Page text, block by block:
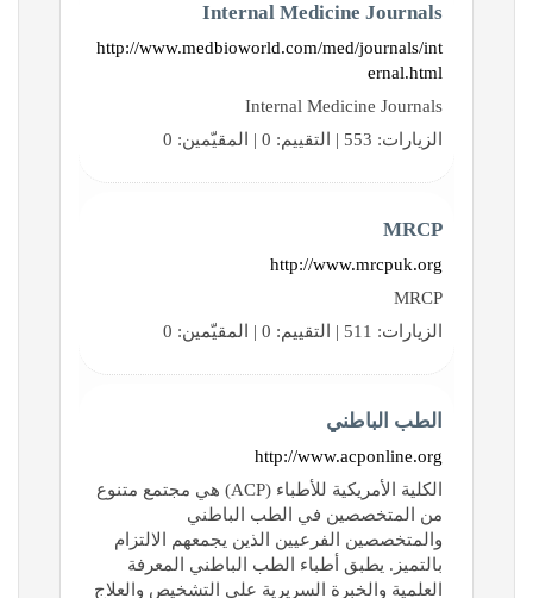
Internal Medicine Journals
http://www.medbioworld.com/med/journals/int
ernal.html
Internal Medicine Journals
الزيارات: 553 | التقييم: 0 | المقيّمين: 0
MRCP
http://www.mrcpuk.org
MRCP
الزيارات: 511 | التقييم: 0 | المقيّمين: 0
الطب الباطني
http://www.acponline.org
الكلية الأمريكية للأطباء (ACP) هي مجتمع متنوع
من المتخصصين في الطب الباطني
والمتخصصين الفرعيين الذين يجمعهم الالتزام
بالتميز. يطبق أطباء الطب الباطني المعرفة
العلمية والخبرة السريرية على التشخيص والعلاج